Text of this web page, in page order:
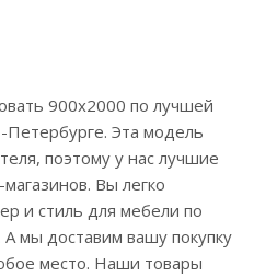
900х2000 по лучшей
Эта модель
поэтому у нас лучшие
Вы легко
и стиль для мебели по
мы доставим вашу покупку
место. Наши товары